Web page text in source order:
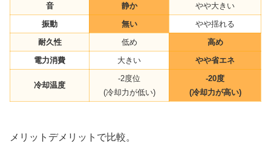
音
静か
やや大きい
振動
無い
やや揺れる
耐久性
低め
高め
電力消費
大きい やや省エネ
冷却温度
-2度位
(冷却力が低い)
-20度
(冷却力が高い)
メリットデメリットで比較。